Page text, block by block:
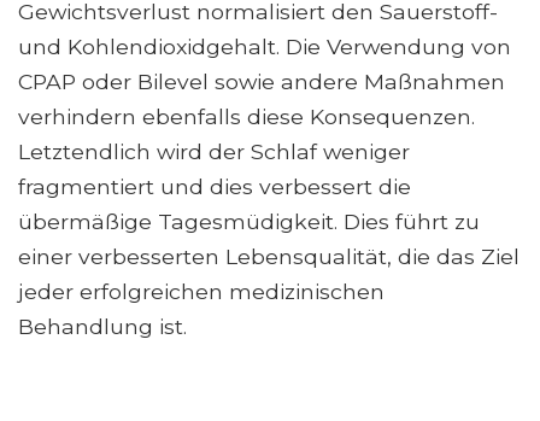
Gewichtsverlust normalisiert den Sauerstoff-
und Kohlendioxidgehalt. Die Verwendung von
CPAP oder Bilevel sowie andere Maßnahmen
verhindern ebenfalls diese Konsequenzen.
Letztendlich wird der Schlaf weniger
fragmentiert und dies verbessert die
übermäßige Tagesmüdigkeit. Dies führt zu
einer verbesserten Lebensqualität, die das Ziel
jeder erfolgreichen medizinischen
Behandlung ist.